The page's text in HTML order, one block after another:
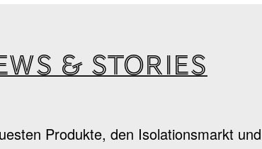
& stories
Produkte, den Isolationsmarkt